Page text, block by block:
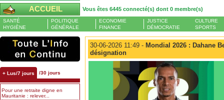
ACCUEIL Vous êtes 6445 connecté(s) dont 0 membre(s)
SANTÉ
HYGIÈNE
POLITIQUE
GÉNÉRALE
ECONOMIE
FINANCE
JUSTICE
DÉMOCRATIE
CULTURE
SPORTS
+ Lus/7 jours /30 jours
Pour une retraite digne en
Mauritanie : relever...
30-06-2026 11:49 - Mondial 2026 : Dahane
désignation